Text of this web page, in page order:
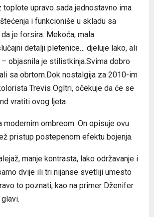
upravo sada jednostavno ima
i funkcioniše u skladu sa
je forsira. Mekoća, mala
detalji pletenice… djeluje lako, ali
– objasnila je stilistkinja.Svima dobro
sa obrtom.Dok nostalgija za 2010-im
Trevis Ogltri, očekuje da će se
vratiti ovog ljeta.
modernim ombreom. On opisuje ovu
pristup postepenom efektu bojenja.
manje kontrasta, lako održavanje i
dvije ili tri nijanse svetliji umesto
to poznati, kao na primer Dženifer